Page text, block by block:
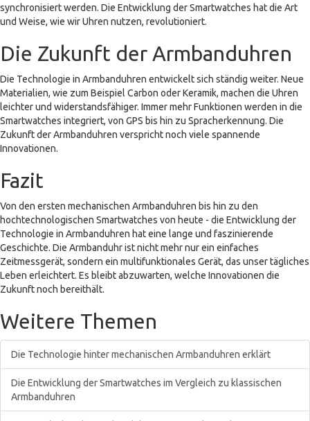
synchronisiert werden. Die Entwicklung der Smartwatches hat die Art
und Weise, wie wir Uhren nutzen, revolutioniert.
Die Zukunft der Armbanduhren
Die Technologie in Armbanduhren entwickelt sich ständig weiter. Neue
Materialien, wie zum Beispiel Carbon oder Keramik, machen die Uhren
leichter und widerstandsfähiger. Immer mehr Funktionen werden in die
Smartwatches integriert, von GPS bis hin zu Spracherkennung. Die
Zukunft der Armbanduhren verspricht noch viele spannende
Innovationen.
Fazit
Von den ersten mechanischen Armbanduhren bis hin zu den
hochtechnologischen Smartwatches von heute - die Entwicklung der
Technologie in Armbanduhren hat eine lange und faszinierende
Geschichte. Die Armbanduhr ist nicht mehr nur ein einfaches
Zeitmessgerät, sondern ein multifunktionales Gerät, das unser tägliches
Leben erleichtert. Es bleibt abzuwarten, welche Innovationen die
Zukunft noch bereithält.
Weitere Themen
Die Technologie hinter mechanischen Armbanduhren erklärt
Die Entwicklung der Smartwatches im Vergleich zu klassischen
Armbanduhren